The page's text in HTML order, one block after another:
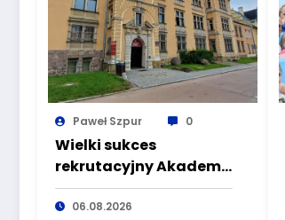
Paweł Szpur 0
Wielki sukces
rekrutacyjny Akademii
Nauk Stosowanych
Angelusa Silesiusa!
06.08.2026